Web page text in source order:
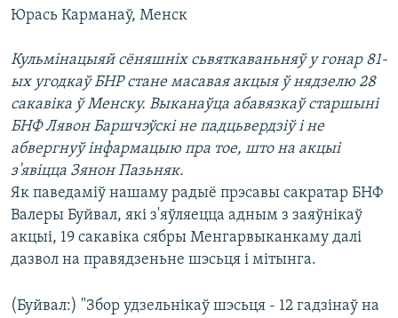
Перайсьці
пошуку
ВАЙНА
ПАЛІТВЯЗЬНІ
КУЛЬТУРА
КАЛЯНДАР
КНІГІ
PREMIUM
МОВА
НА ХВАЛЯХ СВАБОДЫ
FACEBOOK
Усе сайты РС/РСЭ
Юрась Карманаў, Менск
Кульмінацыяй сёняшніх сьвяткаваньняў у гонар 81-
ых угодкаў БНР стане масавая акцыя ў нядзелю 28
сакавіка ў Менску. Выканаўца абавязкаў старшыні
БНФ Лявон Баршчэўскі не падцьвердзіў і не
абвергнуў інфармацыю пра тое, што на акцыі
з'явіцца Зянон Пазьняк.
Як паведаміў нашаму радыё прэсавы сакратар БНФ
Валеры Буйвал, які з'яўляецца адным з заяўнікаў
акцыі, 19 сакавіка сябры Менгарвыканкаму далі
дазвол на правядзеньне шэсьця і мітынга.
(Буйвал:) "Збор удзельнікаў шэсьця - 12 гадзінаў на